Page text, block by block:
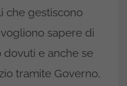
che gestiscono
sapere di
e anche se
tramite Governo,